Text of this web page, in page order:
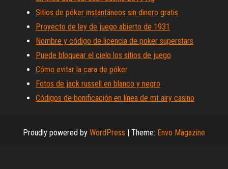
Sitios de póker instantáneos sin dinero gratis
Proyecto de ley de juego abierto de 1931
Nombre y código de licencia de poker superstars
Puede bloquear el cielo los sitios de juego
Cómo evitar la cara de póker
Fotos de jack russell en blanco y negro
Códigos de bonificación en línea de mt airy casino
Proudly powered by WordPress | Theme: Envo Magazine